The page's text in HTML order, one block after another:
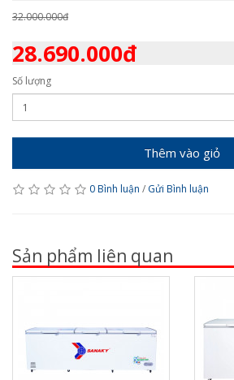
32.000.000đ
28.690.000đ
Số lượng
Thêm vào giỏ
0 Bình luận / Gửi Bình luận
Sản phẩm liên quan